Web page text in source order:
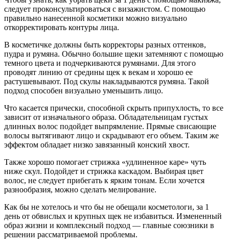
следует проконсультироваться с визажистом. С помощью
правильно нанесенной косметики можно визуально
откорректировать контуры лица.
В косметичке должны быть корректоры разных оттенков,
пудра и румяна. Обычно большие щеки затемняют с помощью
темного цвета и подчеркиваются румянами. Для этого
проводят линию от средины щек к векам и хорошо ее
растушевывают. Под скулы накладываются румяна. Такой
подход способен визуально уменьшить лицо.
Что касается прически, способной скрыть припухлость, то все
зависит от изначального образа. Обладательницам густых
длинных волос подойдет выпрямление. Прямые свисающие
волосы вытягивают лицо и скрадывают его объем. Таким же
эффектом обладает низко завязанный конский хвост.
Также хорошо помогает стрижка «удлиненное каре» чуть
ниже скул. Подойдет и стрижка каскадом. Выбирая цвет
волос, не следует прибегать к ярким тонам. Если хочется
разнообразия, можно сделать мелирование.
Как бы не хотелось и что бы не обещали косметологи, за 1
день от обвислых и крупных щек не избавиться. Измененный
образ жизни и комплексный подход — главные союзники в
решении рассматриваемой проблемы.